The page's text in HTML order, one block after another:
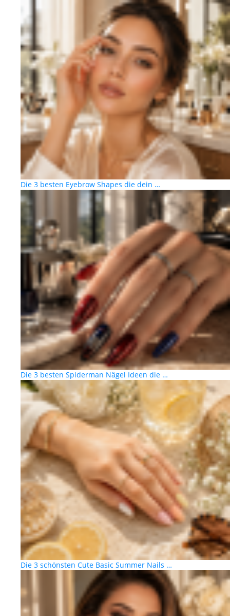
Die 3 besten Eyebrow Shapes die dein …
Die 3 besten Spiderman Nägel Ideen die …
Die 3 schönsten Cute Basic Summer Nails …